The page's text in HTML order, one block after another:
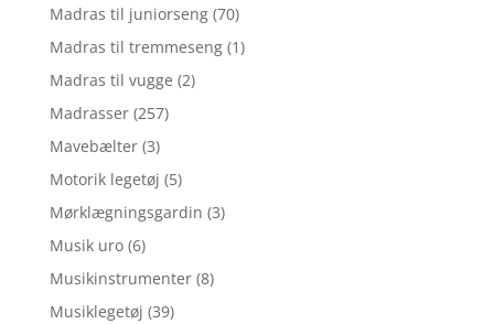
Madras til juniorseng (70)
Madras til tremmeseng (1)
Madras til vugge (2)
Madrasser (257)
Mavebælter (3)
Motorik legetøj (5)
Mørklægningsgardin (3)
Musik uro (6)
Musikinstrumenter (8)
Musiklegetøj (39)